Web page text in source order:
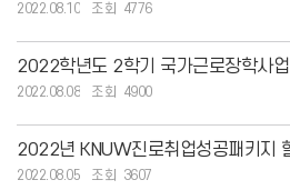
2022.08.10
4776
2022.08.08
4900
2022.08.05
3607